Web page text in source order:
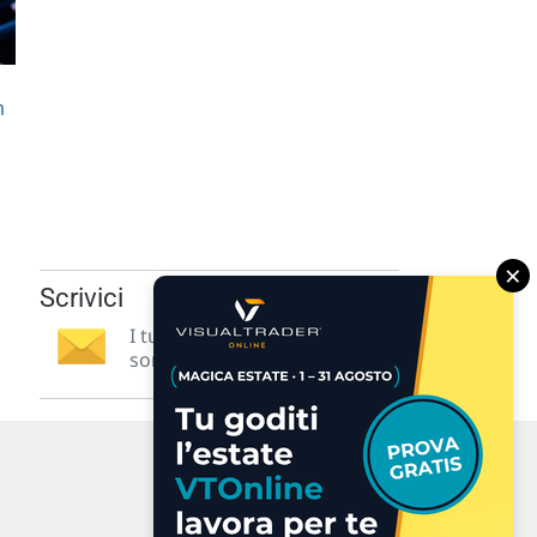
Scrivici
I tuoi suggerimenti per noi
sono preziosi e molto utili! »
×